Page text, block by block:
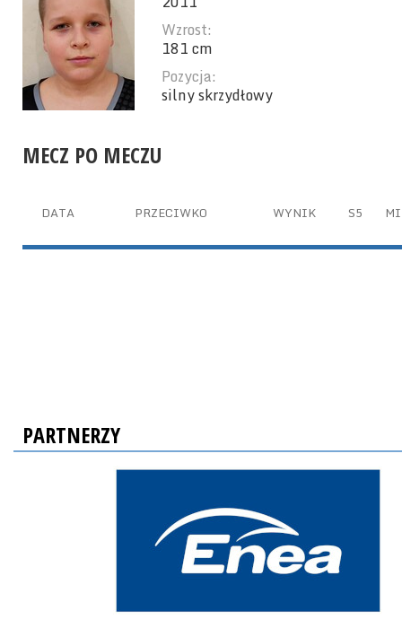
Wzrost:
181 cm
Pozycja:
silny skrzydłowy
MECZ PO MECZU
DATA PRZECIWKO WYNIK S5
PARTNERZY